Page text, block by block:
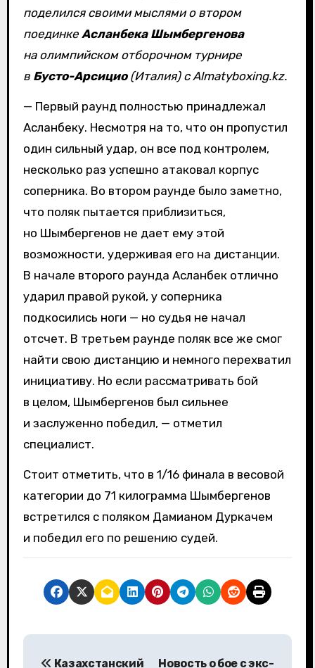
поделился своими мыслями о втором
поединке Асланбека Шымбергенова
на олимпийском отборочном турнире
в Бусто-Арсицио(Италия) с Almatyboxing.kz.
— Первый раунд полностью принадлежал
Асланбеку. Несмотря на то, что он пропустил
один сильный удар, он все под контролем,
несколько раз успешно атаковал корпус
соперника. Во втором раунде было заметно,
что поляк пытается приблизиться,
но Шымбергенов не дает ему этой
возможности, удерживая его на дистанции.
В начале второго раунда Асланбек отлично
ударил правой рукой, у соперника
подкосились ноги — но судья не начал
отсчет. В третьем раунде поляк все же смог
найти свою дистанцию и немного перехватил
инициативу. Но если рассматривать бой
в целом, Шымбергенов был сильнее
и заслуженно победил, — отметил
специалист.
Стоит отметить, что в 1/16 финала в весовой
категории до 71 килограмма Шымбергенов
встретился с поляком Дамианом Дуркачем
и победил его по решению судей.
Н
Казахстанский
Новость о бое с экс-